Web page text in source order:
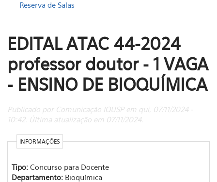
Reserva de Salas
EDITAL ATAC 44-2024
professor doutor - 1 VAGA
- ENSINO DE BIOQUÍMICA
Publicado por Comunicação IQUSP em qui, 07/11/2024 -
10:42. Última atualização em 07/11/2024.
INFORMAÇÕES
Tipo: Concurso para Docente
Departamento: Bioquímica